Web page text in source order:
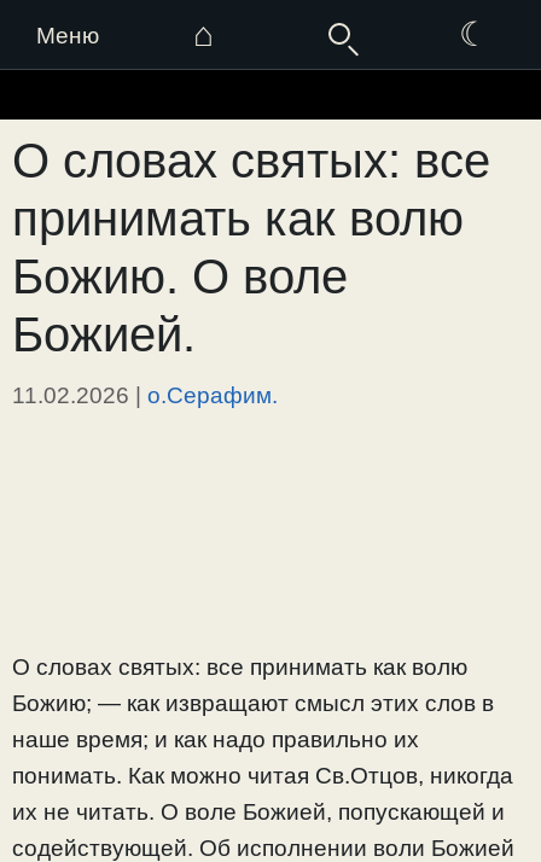
Меню ⌂ ☾
к
содержимому
О словах святых: все
принимать как волю
Божию. О воле
Божией.
11.02.2026 | о.Серафим.
О словах святых: все принимать как волю
Божию; — как извращают смысл этих слов в
наше время; и как надо правильно их
понимать. Как можно читая Св.Отцов, никогда
их не читать. О воле Божией, попускающей и
содействующей. Об исполнении воли Божией